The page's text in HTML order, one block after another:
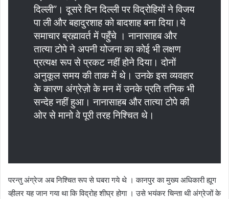
दिल्ली”। दूसरे दिन दिल्ली पर विद्रोहियों ने विजय
पा ली और बहादुरशाह को बादशाह बना दिया।ये
समाचार ब्रह्मावर्त में पहुँचे । नानासाहब और
तात्या टोपे ने अपनी योजना का कोई भी लक्षण
प्रत्यक्ष रूप से प्रकट नहीं होने दिया। दोनों
अनुकूल समय की ताक में थे। उनके इस व्यवहार
के कारण अंग्रेज़ो के मन में उनके प्रति तनिक भी
सन्देह नहीं हुआ। नानासाहब और तात्या टोपे की
ओर से मानो वे पूरी तरह निश्चित थे।
परन्तु अंग्रेज अब निश्चित रूप से घबरा गये थे । कानपुर का मुख्य अधिकारी ह्यूग
व्हीलर यह जान गया था कि विद्रोह शीघ्र होगा । उसे भयंकर चिन्ता थी अंग्रेजों के